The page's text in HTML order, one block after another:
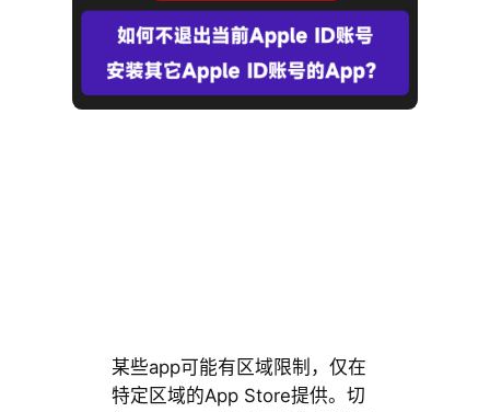
某些app可能有区域限制，仅在
特定区域的App Store提供。切